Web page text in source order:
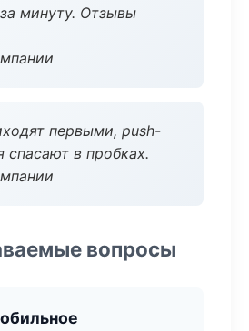
минуту. Отзывы
первыми, push-
спасают в пробках.
вопросы